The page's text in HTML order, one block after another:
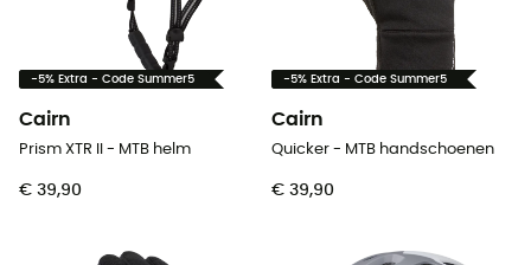
-5% Extra - Code Summer5
Cairn
Prism XTR II - MTB helm
€ 39,90
-5% Extra - Code Summer5
Cairn
Quicker - MTB handschoenen
€ 39,90